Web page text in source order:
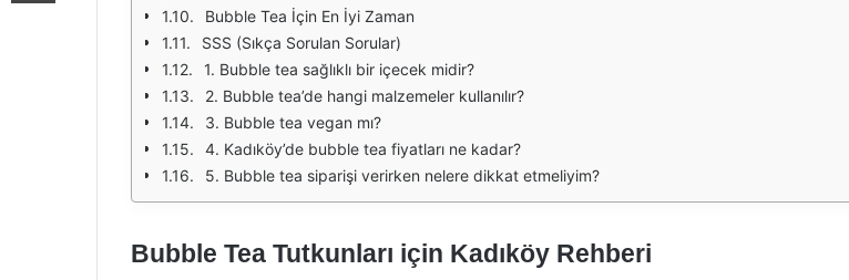
Bubble Tea İçin En İyi Zaman
SSS (Sıkça Sorulan Sorular)
1. Bubble tea sağlıklı bir içecek midir?
2. Bubble tea’de hangi malzemeler kullanılır?
3. Bubble tea vegan mı?
4. Kadıköy’de bubble tea fiyatları ne kadar?
5. Bubble tea siparişi verirken nelere dikkat etmeliyim?
Bubble Tea Tutkunları için Kadıköy Rehberi